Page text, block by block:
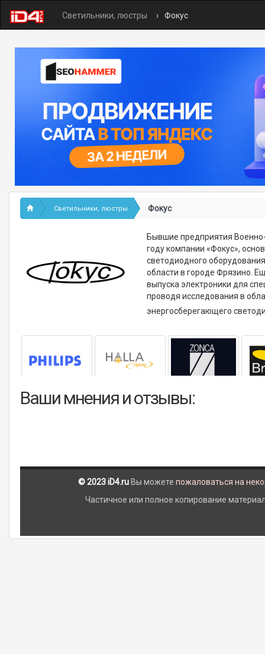
Светильники, люстры Фокус
Светильники, люстры Фокус
Бывшие предприятия
году компании «Фокус»,
светодиодного
области в городе Фрязино.
выпуска электроники для
проводя исследования в
энергосберегающего
Ваши мнения и отзывы:
© 2023 iD4.ru Вы можете пожаловаться на
Частичное или полное копирование